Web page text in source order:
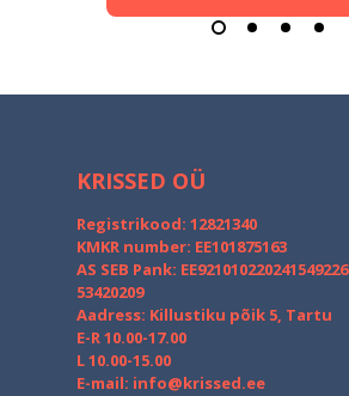
KRISSED OÜ
Registrikood: 12821340
KMKR number: EE101875163
AS SEB Pank: EE921010220241549226
53420209
Aadress: Killustiku põik 5, Tartu
E-R 10.00-17.00
L 10.00-15.00
E-mail: info@krissed.ee